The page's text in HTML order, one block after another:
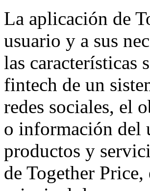
La aplicación de
usuario y a sus
las características
fintech de un
redes sociales, el
o información del
productos y
de Together